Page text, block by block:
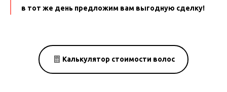
в тот же день предложим вам выгодную сделку!
Калькулятор стоимости волос